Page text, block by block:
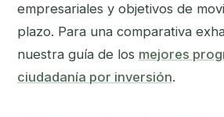
empresariales y objetivos de
plazo. Para una comparativa
nuestra guía de los mejores
ciudadanía por inversión.